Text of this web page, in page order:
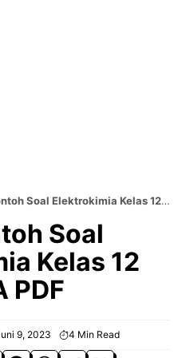
Soal Elektrokimia Kelas 12
Soal
Kelas 12
PDF
9, 2023 4 Min Read